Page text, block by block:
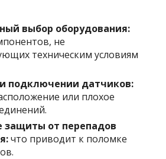
выбор оборудования:
не
техническим условиям
подключении датчиков:
или плохое
защиты от перепадов
что приводит к поломке